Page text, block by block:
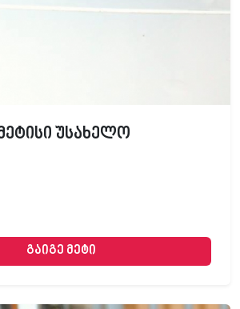
უსახელო
გაიგე მეტი